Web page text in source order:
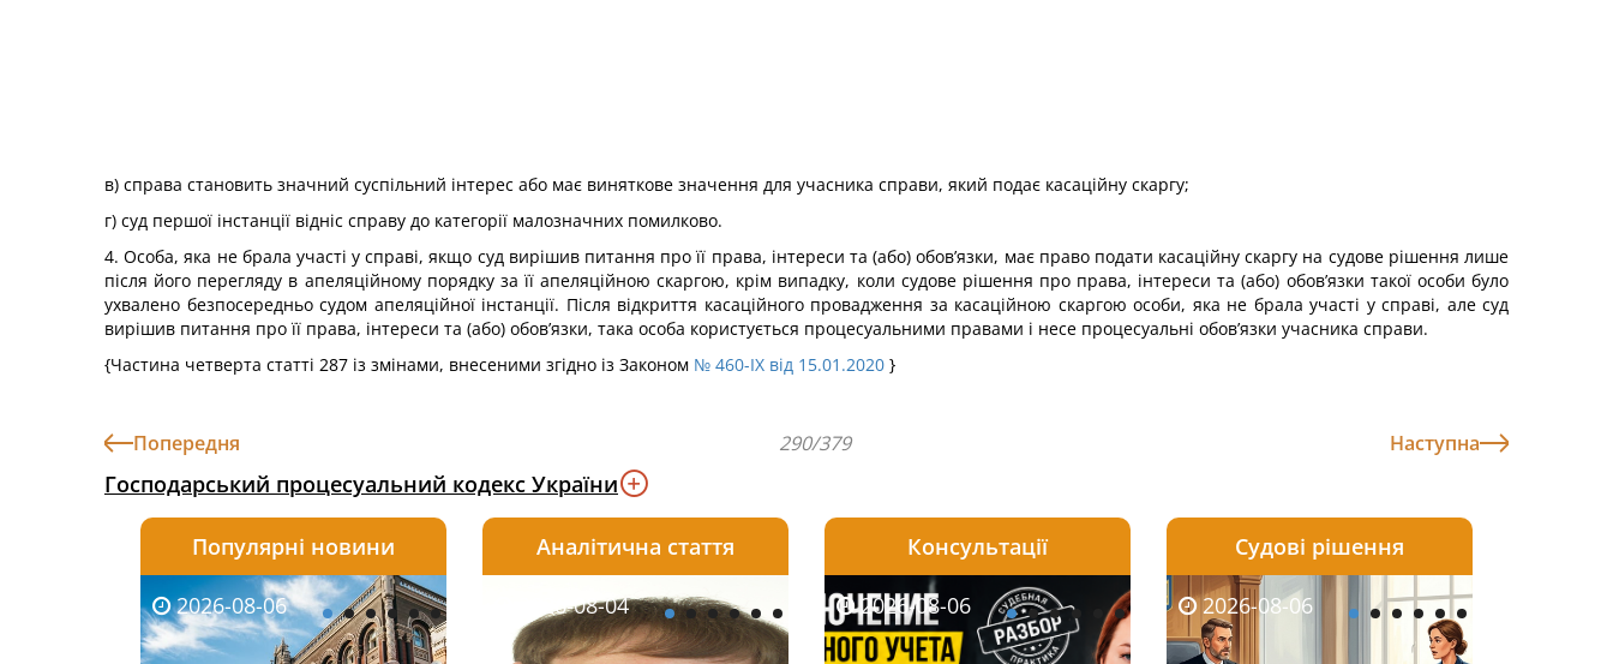
в) справа становить значний суспільний інтерес або має виняткове значення для учасника справи, який подає касаційну скаргу;
г) суд першої інстанції відніс справу до категорії малозначних помилково.
4. Особа, яка не брала участі у справі, якщо суд вирішив питання про її права, інтереси та (або) обов’язки, має право подати касаційну скаргу на судове рішення лише
після його перегляду в апеляційному порядку за її апеляційною скаргою, крім випадку, коли судове рішення про права, інтереси та (або) обов’язки такої особи було
ухвалено безпосередньо судом апеляційної інстанції. Після відкриття касаційного провадження за касаційною скаргою особи, яка не брала участі у справі, але суд
вирішив питання про її права, інтереси та (або) обов’язки, така особа користується процесуальними правами і несе процесуальні обов’язки учасника справи.
{Частина четверта статті 287 із змінами, внесеними згідно із Законом № 460-IX від 15.01.2020 }
Попередня 290/379 Наступна
Господарський процесуальний кодекс України
Популярні новини
2026-08-06 2026-08-06 2026-08-06 2026-08-05 2026-08-05
Аналітична стаття
2026-08-03 2026-08-04 2026-08-04 2026-08-03 2026-08-03
Консультації
2026-08-05 2026-08-06 2026-08-06 2026-08-06
Судові рішення
2026-07-30 2026-08-06